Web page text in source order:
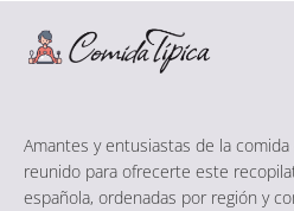
Amantes y entusiastas de la
reunido para ofrecerte este
española, ordenadas por región y